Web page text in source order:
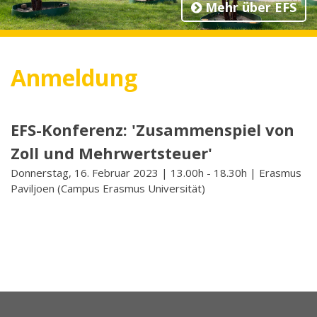
Mehr über EFS
Anmeldung
EFS-Konferenz: 'Zusammenspiel von
Zoll und Mehrwertsteuer'
Donnerstag, 16. Februar 2023 | 13.00h - 18.30h | Erasmus
Paviljoen (Campus Erasmus Universität)